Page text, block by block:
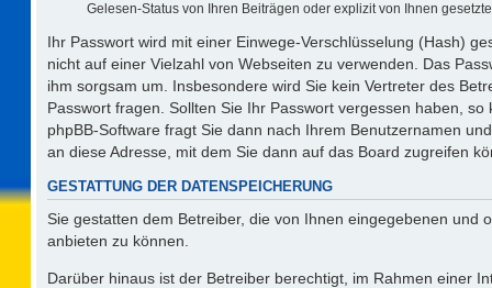
Gelesen-Status von Ihren Beiträgen oder explizit von Ihnen
Ihr Passwort wird mit einer Einwege-Verschlüsselung (Hash)
nicht auf einer Vielzahl von Webseiten zu verwenden. Das
ihm sorgsam um. Insbesondere wird Sie kein Vertreter des
Passwort fragen. Sollten Sie Ihr Passwort vergessen haben,
phpBB-Software fragt Sie dann nach Ihrem Benutzernamen
an diese Adresse, mit dem Sie dann auf das Board zugreifen
GESTATTUNG DER DATENSPEICHERUNG
Sie gestatten dem Betreiber, die von Ihnen eingegebenen
anbieten zu können.
Darüber hinaus ist der Betreiber berechtigt, im Rahmen einer